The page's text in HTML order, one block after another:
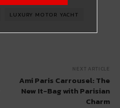
LUXURY MOTOR YACHT
NEXT ARTICLE
Ami Paris Carrousel: The
New It-Bag with Parisian
Charm